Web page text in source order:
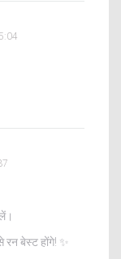
बेस्ट होंगे! ✨